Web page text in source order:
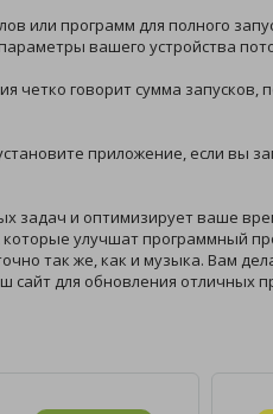
или программ для полного
вашего устройства
четко говорит сумма запусков,
приложение, если вы
задач и оптимизирует ваше
улучшат программный
так же, как и музыка. Вам
для обновления отличных